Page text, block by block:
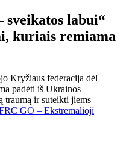
sveikatos labui“
kuriais remiama
Kryžiaus federacija dėl
padėti iš Ukrainos
traumą ir suteikti jiems
GO – Ekstremalioji